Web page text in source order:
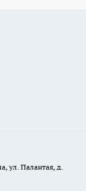
ул. Палантая, д.